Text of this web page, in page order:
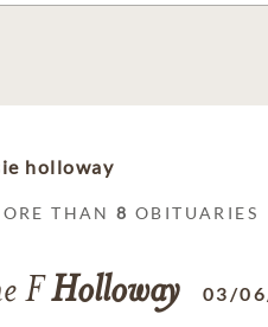
holloway
THAN8 OBITUARIES
FHolloway 03/